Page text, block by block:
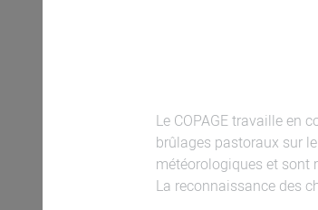
Le COPAGE travaille en
brûlages pastoraux sur
météorologiques et sont
La reconnaissance des